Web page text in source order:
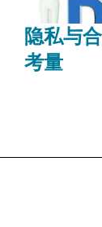
隐私与
考量